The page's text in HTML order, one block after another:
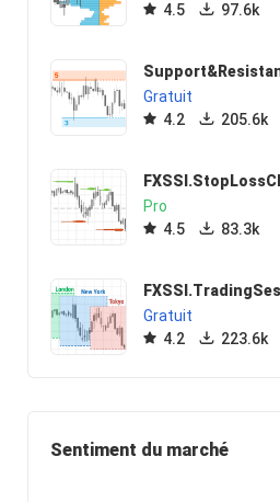
4.5
97.6k
Gratuit
4.2
205.6k
Pro
4.5
83.3k
Gratuit
4.2
223.6k
Sentiment du marché